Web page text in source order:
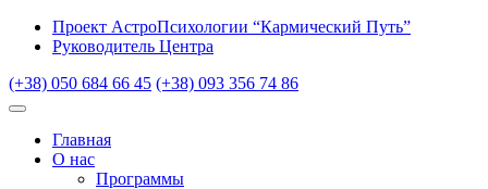
Проект АстроПсихологии “Кармический Путь”
Руководитель Центра
(+38) 050 684 66 45 (+38) 093 356 74 86
Главная
О нас
Программы